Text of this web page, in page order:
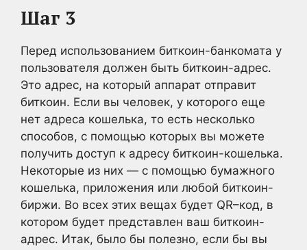
Шаг 3
Перед использованием биткоин-банкомата у
пользователя должен быть биткоин-адрес.
Это адрес, на который аппарат отправит
биткоин. Если вы человек, у которого еще
нет адреса кошелька, то есть несколько
способов, с помощью которых вы можете
получить доступ к адресу биткоин-кошелька.
Некоторые из них — с помощью бумажного
кошелька, приложения или любой биткоин-
биржи. Во всех этих вещах будет QR–код, в
котором будет представлен ваш биткоин-
адрес. Итак, было бы полезно, если бы вы